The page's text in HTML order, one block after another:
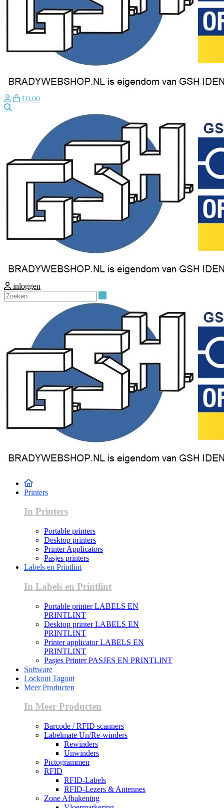
€0,00
inloggen
Printers
In Printers
Portable printers
Desktop printers
Printer Applicators
Pasjes printers
Labels en Printlint
In Labels en Printlint
Portable printer LABELS EN
PRINTLINT
Desktop printer LABELS EN
PRINTLINT
Printer applicator LABELS EN
PRINTLINT
Pasjes Printer PASJES EN PRINTLINT
Software
Lockout Tagout
Meer Producten
In Meer Producten
Barcode / RFID scanners
Labelmate Un/Re-winders
Rewinders
Unwinders
Pictogrammen
RFID
RFID-Labels
RFID-Lezers & Antennes
Zone Afbakening